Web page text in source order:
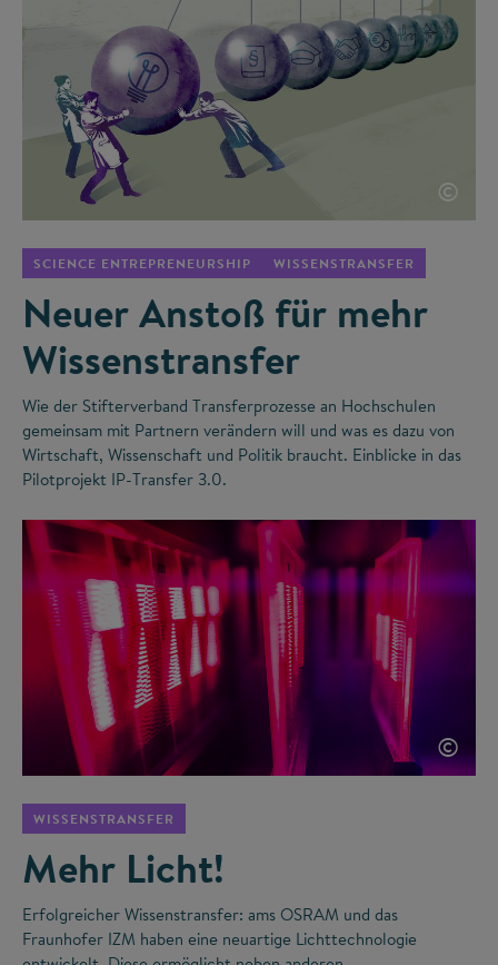
©
SCIENCE ENTREPRENEURSHIP WISSENSTRANSFER
Neuer Anstoß für mehr
Wissenstransfer
Wie der Stifterverband Transferprozesse an Hochschulen
gemeinsam mit Partnern verändern will und was es dazu von
Wirtschaft, Wissenschaft und Politik braucht. Einblicke in das
Pilotprojekt IP-Transfer 3.0.
©
WISSENSTRANSFER
Mehr Licht!
Erfolgreicher Wissenstransfer: ams OSRAM und das
Fraunhofer IZM haben eine neuartige Lichttechnologie